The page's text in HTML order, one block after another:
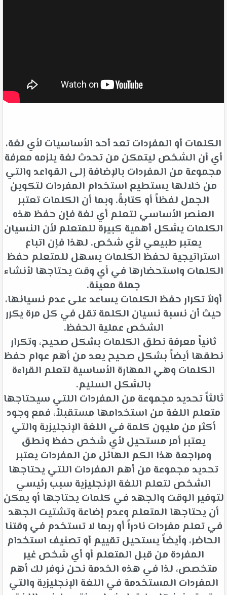
الكلمات أو المفردات تعد أحد الأساسيات لأي لغة،
أي أن الشخص ليتمكن من تحدث لغة يلزمه معرفة
مجموعة من المفردات بالإضافة إلى القواعد والتي
من خلالها يستطيع استخدام المفردات لتكوين
الجمل لفظاً أو كتابةً. وبما أن الكلمات تعتبر
العنصر الأساسي لتعلم أي لغة فإن حفظ هذه
الكلمات يشكل أهمية كبيرة للمتعلم لأن النسيان
يعتبر طبيعي لأي شخص. لهذا فإن اتباع
استراتيجية لحفظ الكلمات يسهل للمتعلم حفظ
الكلمات واستحضارها في أي وقت يحتاجها لأنشاء
جملة معينة.
أولاً تكرار حفظ الكلمات يساعد على عدم نسيانها،
حيث أن نسبة نسيان الكلمة تقل في كل مرة يكرر
الشخص عملية الحفظ.
ثانياً معرفة نطق الكلمات بشكل صحيح، وتكرار
نطقها أيضاً بشكل صحيح يعد من أهم عوام حفظ
الكلمات وهي المهارة الأساسية لتعلم القراءة
بالشكل السليم.
ثالثاً تحديد مجموعة من المفردات اللتي سيحتاجها
متعلم اللغة من استخدامها مستقبلاً، فمع وجود
أكثر من مليون كلمة في اللغة الإنجليزية والتي
يعتبر أمر مستحيل لأي شخص حفظ ونطق
ومراجعة هذا الكم الهائل من المفردات يعتبر
تحديد مجموعة من أهم المفردات اللتي يحتاجها
الشخص لتعلم اللغة الإنجليزية سبب رئيسي
لتوفير الوقت والجهد في كلمات يحتاجها أو يمكن
أن يحتاجها المتعلم وعدم إضاعة وتشتيت الجهد
في تعلم مفردات نادراً أو ربما لا تستخدم في وقتنا
الحاضر، وأيضاً يستحيل تقييم أو تصنيف استخدام
المفردة من قبل المتعلم أو أي شخص غير
متخصص، لذا في هذه الخدمة نحن نوفر لك أهم
المفردات المستخدمة في اللغة الإنجليزية والتي